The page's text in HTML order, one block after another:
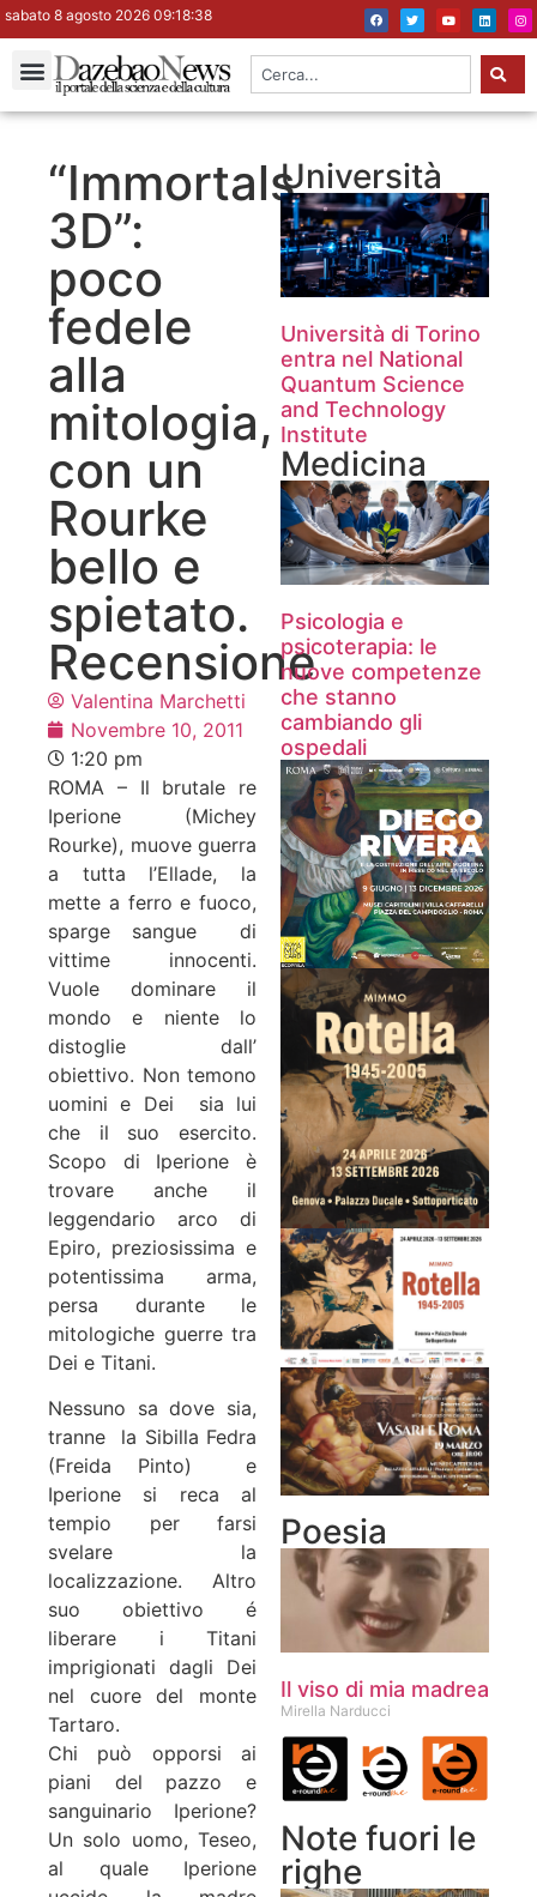
sabato 8 agosto 2026 09:18:38
“Immortals
3D”:
poco
fedele
alla
mitologia,
con un
Rourke
bello e
spietato.
Recensione
Valentina Marchetti
Novembre 10, 2011
1:20 pm
ROMA – Il brutale re
Iperione (Michey
Rourke), muove guerra
a tutta l’Ellade, la
mette a ferro e fuoco,
sparge sangue di
vittime innocenti.
Vuole dominare il
mondo e niente lo
distoglie dall’
obiettivo. Non temono
uomini e Dei sia lui
che il suo esercito.
Scopo di Iperione è
trovare anche il
leggendario arco di
Epiro, preziosissima e
potentissima arma,
persa durante le
mitologiche guerre tra
Dei e Titani.
Nessuno sa dove sia,
tranne la Sibilla Fedra
(Freida Pinto) e
Iperione si reca al
tempio per farsi
svelare la
localizzazione. Altro
suo obiettivo é
liberare i Titani
imprigionati dagli Dei
nel cuore del monte
Tartaro.
Chi può opporsi ai
piani del pazzo e
sanguinario Iperione?
Un solo uomo, Teseo,
al quale Iperione
Università
Università di Torino
entra nel National
Quantum Science
and Technology
Institute
Medicina
Psicologia e
psicoterapia: le
nuove competenze
che stanno
cambiando gli
ospedali
Poesia
Il viso di mia madrea
Mirella Narducci
Note fuori le
righe